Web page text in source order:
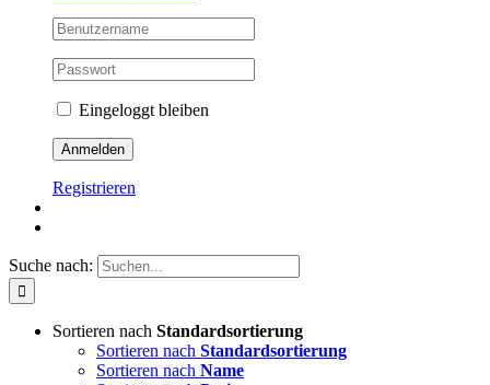
Eingeloggt bleiben
Registrieren
Suche nach:
Sortieren nach Standardsortierung
Sortieren nach Standardsortierung
Sortieren nach Name